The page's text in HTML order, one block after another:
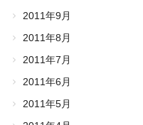
2011年9月
2011年8月
2011年7月
2011年6月
2011年5月